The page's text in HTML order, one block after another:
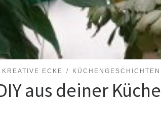
KREATIVE ECKE KÜCHENGESCHICHTEN
aus deiner Küche